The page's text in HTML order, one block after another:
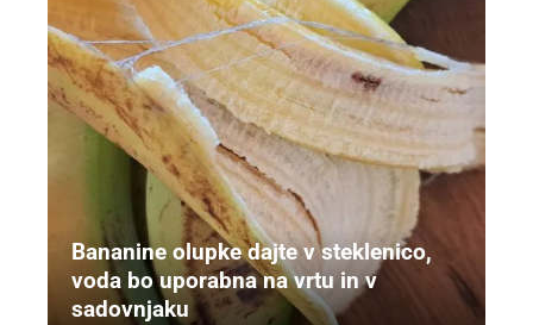
Bananine olupke dajte v steklenico,
voda bo uporabna na vrtu in v
sadovnjaku